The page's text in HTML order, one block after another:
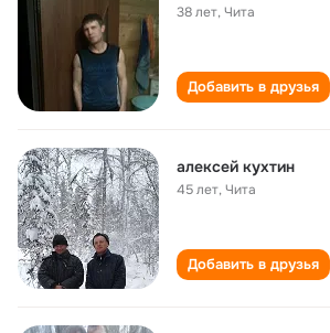
38 лет,Чита
Добавить в друзья
алексей кухтин
45 лет,Чита
Добавить в друзья